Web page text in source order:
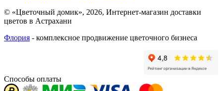
© «Цветочный домик», 2026, Интернет-магазин доставки
цветов в Астрахани
Флория - комплексное продвижение цветочного бизнеса
Способы оплаты